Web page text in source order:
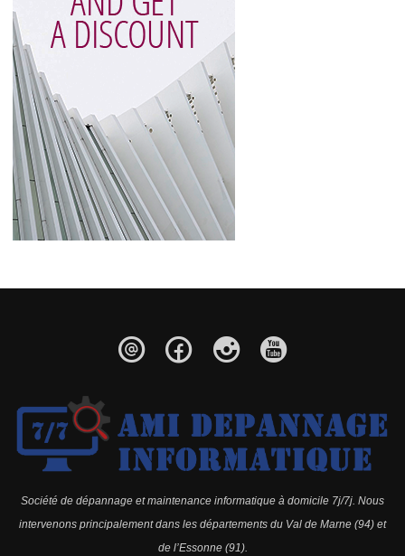
Société de dépannage et maintenance informatique à domicile 7j/7j. Nous
intervenons principalement dans les départements du Val de Marne (94) et
de l’Essonne (91).